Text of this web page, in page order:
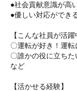
●社会貢献意識が高
●優しい対応ができ
【こんな社員が活躍
〇運転が好き！運
〇誰かの役に立ちた
など
【活かせる経験】